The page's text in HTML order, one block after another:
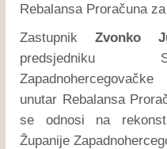
Rebalansa Proračuna
ZastupnikZvonko
predsjedniku
unutar Rebalansa
se odnosi na
Županije